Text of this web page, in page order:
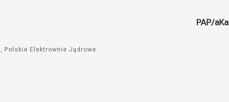
PAP/aKa
Polskie Elektrownie Jądrowe